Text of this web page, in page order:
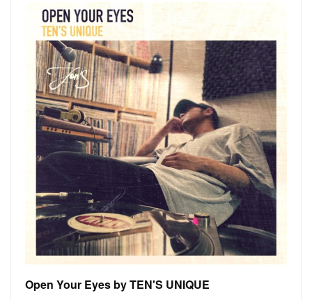
Open Your Eyes by TEN'S UNIQUE